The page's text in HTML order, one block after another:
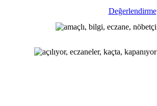
Değerlendirme